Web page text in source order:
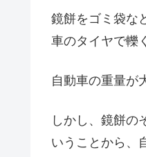
鏡餅をゴミ袋な
車のタイヤで轢
自動車の重量が
しかし、鏡餅の
いうことから、